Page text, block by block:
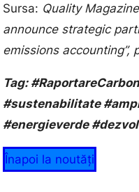
Sursa: Quality
announce strategic
emissions accounting”,
Tag:
#sustenabilitate
#energieverde
Înapoi la noutăți